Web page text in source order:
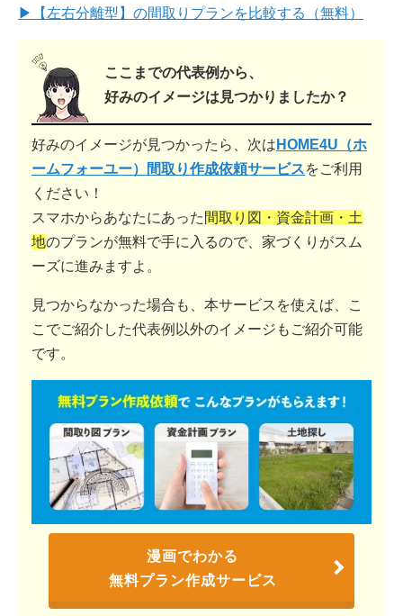
▶【左右分離型】の間取りプランを比較する（無料）
ここまでの代表例から、
好みのイメージは見つかりましたか？
好みのイメージが見つかったら、次は HOME4U（ホ
ームフォーユー）間取り作成依頼サービスをご利用
ください！
スマホからあなたにあった 間取り図・資金計画・土
地のプランが無料で手に入るので、家づくりがスム
ーズに進みますよ。
見つからなかった場合も、本サービスを使えば、こ
こでご紹介した代表例以外のイメージもご紹介可能
です。
漫画でわかる
無料プラン作成サービス